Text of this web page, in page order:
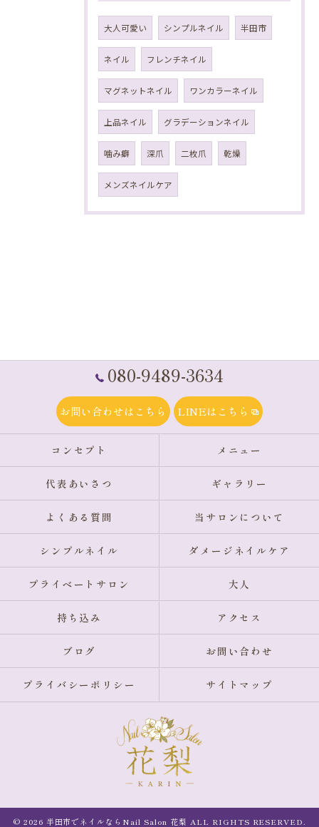
大人可愛い シンプルネイル 半田市
ネイル フレンチネイル
マグネットネイル ワンカラーネイル
上品ネイル グラデーションネイル
噛み癖 深爪 二枚爪 乾燥
メンズネイルケア
080-9489-3634
お問い合わせはこちら LINEはこちら
コンセプト メニュー
代表あいさつ ギャラリー
よくある質問 当サロンについて
シンプルネイル ダメージネイルケア
プライベートサロン 大人
持ち込み アクセス
ブログ お問い合わせ
プライバシーポリシー サイトマップ
© 2026 半田市でネイルならNail Salon 花梨 ALL RIGHTS RESERVED.